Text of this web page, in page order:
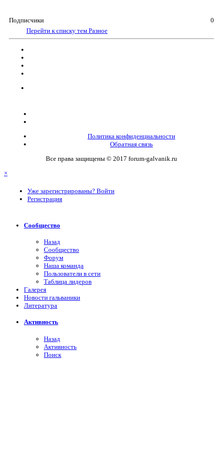
Подписчики
0
Перейти к списку тем Разное
Политика конфиденциальности
Обратная связь
Все права защищены © 2017 forum-galvanik.ru
×
Уже зарегистрированы? Войти
Регистрация
Сообщество
Назад
Сообщество
Форум
Наша команда
Пользователи в сети
Таблица лидеров
Галерея
Новости гальваники
Литература
Активность
Назад
Активность
Поиск